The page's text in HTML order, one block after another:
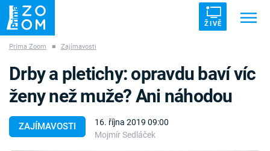
ŽIVĚ
ZÁHADY VETŘELCI DÁVNOVĚKU
Prima Zoom ■ Zajímavosti
ZAJÍMAVOSTI
16. října 2019 09:00
Mojmír Sedláček
Drby a pletichy: opravdu baví víc
ženy než muže? Ani náhodou